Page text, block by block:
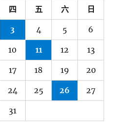
四 五 六 日
3 4 5 6
10 11 12 13
17 18 19 20
24 25 26 27
31